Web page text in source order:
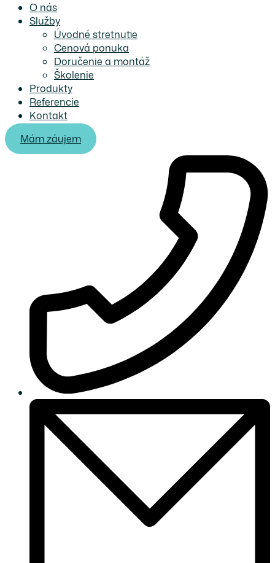
O nás
Služby
Úvodné stretnutie
Cenová ponuka
Doručenie a montáž
Školenie
Produkty
Referencie
Kontakt
Mám záujem